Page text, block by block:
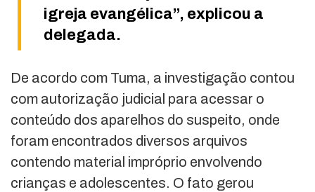
igreja evangélica”, explicou a
delegada.
De acordo com Tuma, a investigação contou
com autorização judicial para acessar o
conteúdo dos aparelhos do suspeito, onde
foram encontrados diversos arquivos
contendo material impróprio envolvendo
crianças e adolescentes. O fato gerou